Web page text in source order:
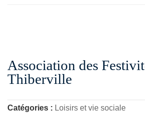
Association des
Thiberville
Catégories : Loisirs et vie sociale